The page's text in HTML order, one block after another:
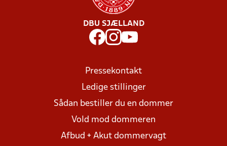
DBU SJÆLLAND
Pressekontakt
Ledige stillinger
Sådan bestiller du en dommer
Vold mod dommeren
Afbud + Akut dommervagt